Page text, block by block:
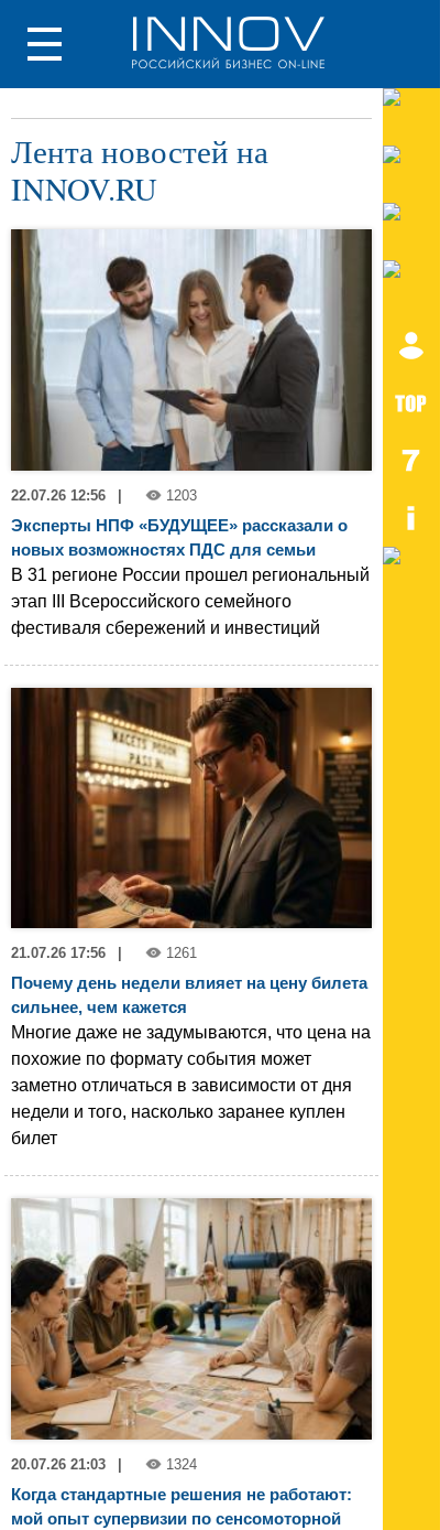
Лента новостей на
INNOV.RU
22.07.26 12:56 1203
Эксперты НПФ «БУДУЩЕЕ» рассказали о
новых возможностях ПДС для семьи
В 31 регионе России прошел региональный
этап III Всероссийского семейного
фестиваля сбережений и инвестиций
21.07.26 17:56 1261
Почему день недели влияет на цену билета
сильнее, чем кажется
Многие даже не задумываются, что цена на
похожие по формату события может
заметно отличаться в зависимости от дня
недели и того, насколько заранее куплен
билет
20.07.26 21:03 1324
Когда стандартные решения не работают:
мой опыт супервизии по сенсомоторной